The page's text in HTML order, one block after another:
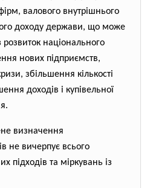
валового внутрішнього
доходу держави, що може
національного
нових підприємств,
збільшення кількості
доходів і купівельної
визначення
не вичерпує всього
підходів та міркувань із